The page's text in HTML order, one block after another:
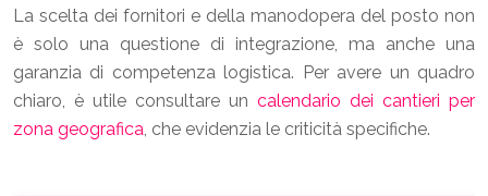
La scelta dei fornitori e della manodopera del posto non
è solo una questione di integrazione, ma anche una
garanzia di competenza logistica. Per avere un quadro
chiaro, è utile consultare un calendario dei cantieri per
zona geografica, che evidenzia le criticità specifiche.